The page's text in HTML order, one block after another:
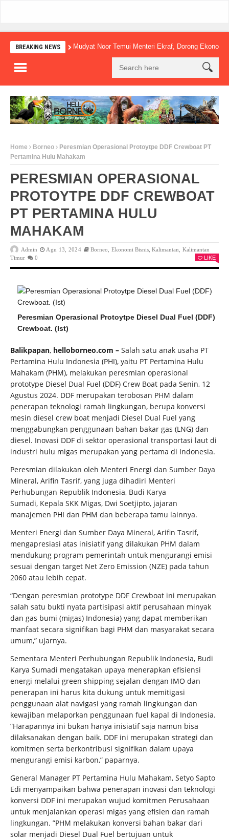
BREAKING NEWSMudyat Noor Temui Menteri Ekraf, Dorong Ekonomi Kreatif
Home Borneo
Peresmian Operasional Protoytpe DDF Crewboat PT
Pertamina Hulu Mahakam
PERESMIAN OPERASIONAL
PROTOYTPE DDF CREWBOAT
PT PERTAMINA HULU
MAHAKAM
Admin Agu 13, 2024 Borneo, Ekonomi Bisnis,Kalimantan,Kalimantan
Timur
0 LIKE
Peresmian Operasional Protoytpe Diesel Dual Fuel (DDF)
Crewboat. (Ist)
Balikpapan, helloborneo.com – Salah satu anak usaha PT
Pertamina Hulu Indonesia (PHI), yaitu PT Pertamina Hulu
Mahakam (PHM), melakukan peresmian operasional
prototype Diesel Dual Fuel (DDF) Crew Boat pada Senin, 12
Agustus 2024. DDF merupakan terobosan PHM dalam
penerapan teknologi ramah lingkungan, berupa konversi
mesin diesel crew boat menjadi Diesel Dual Fuel yang
menggabungkan penggunaan bahan bakar gas (LNG) dan
diesel. Inovasi DDF di sektor operasional transportasi laut di
industri hulu migas merupakan yang pertama di Indonesia.
Peresmian dilakukan oleh Menteri Energi dan Sumber Daya
Mineral, Arifin Tasrif, yang juga dihadiri Menteri
Perhubungan Republik Indonesia, Budi Karya
Sumadi, Kepala SKK Migas, Dwi Soetjipto, jajaran
manajemen PHI dan PHM dan beberapa tamu lainnya.
Menteri Energi dan Sumber Daya Mineral, Arifin Tasrif,
mengapresiasi atas inisiatif yang dilakukan PHM dalam
mendukung program pemerintah untuk mengurangi emisi
sesuai dengan target Net Zero Emission (NZE) pada tahun
2060 atau lebih cepat.
“Dengan peresmian prototype DDF Crewboat ini merupakan
salah satu bukti nyata partisipasi aktif perusahaan minyak
dan gas bumi (migas) Indonesia) yang dapat memberikan
manfaat secara signifikan bagi PHM dan masyarakat secara
umum,” ujarnya.
Sementara Menteri Perhubungan Republik Indonesia, Budi
Karya Sumadi mengatakan upaya menerapkan efisiensi
energi melalui green shipping sejalan dengan IMO dan
penerapan ini harus kita dukung untuk memitigasi
penggunaan alat navigasi yang ramah lingkungan dan
kewajiban melaporkan penggunaan fuel kapal di Indonesia.
”Harapannya ini bukan hanya inisiatif saja namun bisa
dilaksanakan dengan baik. DDF ini merupakan strategi dan
komitmen serta berkontribusi signifikan dalam upaya
mengurangi emisi karbon,” paparnya.
General Manager PT Pertamina Hulu Mahakam, Setyo Sapto
Edi menyampaikan bahwa penerapan inovasi dan teknologi
konversi DDF ini merupakan wujud komitmen Perusahaan
untuk menjalankan operasi migas yang efisien dan ramah
lingkungan. ”PHM melakukan konversi bahan bakar dari
solar menjadi Diesel Dual Fuel bertujuan untuk